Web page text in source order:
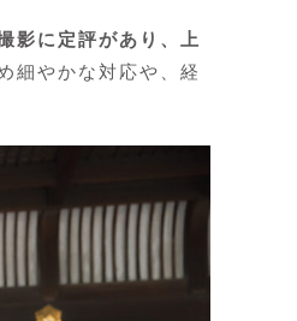
影に定評があり、上
細やかな対応や、経